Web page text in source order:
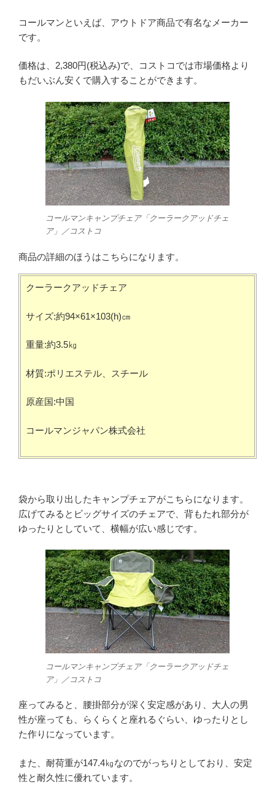
コールマンといえば、アウトドア商品で有名なメーカー
です。
価格は、2,380円(税込み)で、コストコでは市場価格より
もだいぶん安くで購入することができます。
コールマンキャンプチェア「クーラークアッドチェ
ア」／コストコ
商品の詳細のほうはこちらになります。
クーラークアッドチェア
サイズ:約94×61×103(h)㎝
重量:約3.5㎏
材質:ポリエステル、スチール
原産国:中国
コールマンジャパン株式会社
袋から取り出したキャンプチェアがこちらになります。
広げてみるとビッグサイズのチェアで、背もたれ部分が
ゆったりとしていて、横幅が広い感じです。
コールマンキャンプチェア「クーラークアッドチェ
ア」／コストコ
座ってみると、腰掛部分が深く安定感があり、大人の男
性が座っても、らくらくと座れるぐらい、ゆったりとし
た作りになっています。
また、耐荷重が147.4㎏なのでがっちりとしており、安定
性と耐久性に優れています。